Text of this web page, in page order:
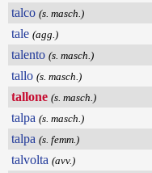
talco (s. masch.)
tale (agg.)
talento (s. masch.)
tallo (s. masch.)
tallone (s. masch.)
talpa (s. masch.)
talpa (s. femm.)
talvolta (avv.)